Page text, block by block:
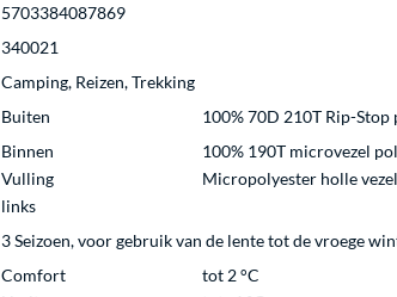
5703384087869
340021
Camping, Reizen, Trekking
Buiten
100% 70D 210T Rip-Stop
Binnen
100% 190T microvezel
Vulling
Micropolyester holle vezel
links
3 Seizoen, voor gebruik van de lente tot de vroege
Comfort
tot 2 °C